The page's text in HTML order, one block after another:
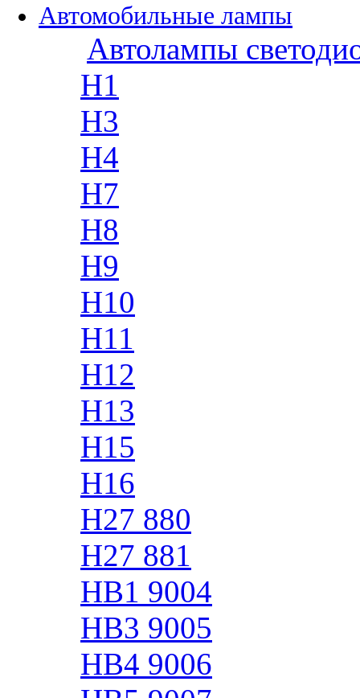
Автомобильные лампы
Автолампы
H1
H3
H4
H7
H8
H9
H10
H11
H12
H13
H15
H16
H27 880
H27 881
HB1 9004
HB3 9005
HB4 9006